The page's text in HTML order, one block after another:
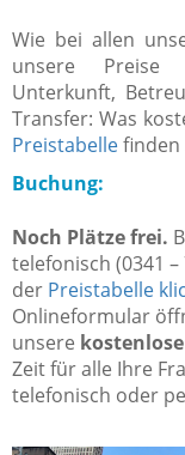
Wie bei allen
unsere Preise
Unterkunft,
Transfer: Was
Preistabellefinden
Buchung:
Noch Plätze frei.
telefonisch (0341
der Preistabelle
Onlineformular
unsere
Zeit für alle Ihre
telefonisch oder